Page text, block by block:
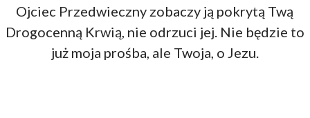
Ojciec Przedwieczny zobaczy ją pokrytą Twą
Drogocenną Krwią, nie odrzuci jej. Nie będzie to
już moja prośba, ale Twoja, o Jezu.